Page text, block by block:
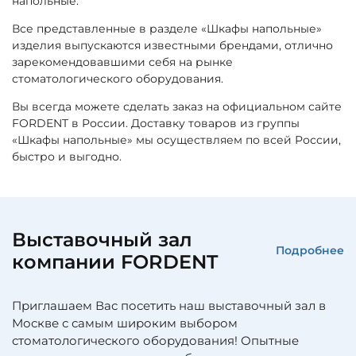
Все представленные в разделе «Шкафы напольные»
изделия выпускаются известными брендами, отлично
зарекомендовавшими себя на рынке
стоматологического оборудования.
Вы всегда можете сделать заказ на официальном сайте
FORDENT в России. Доставку товаров из группы
«Шкафы напольные» мы осуществляем по всей России,
быстро и выгодно.
Выставочный зал
компании FORDENT
Подробнее
Приглашаем Вас посетить наш выставочный зал в
Москве с самым широким выбором
стоматологического оборудования! Опытные